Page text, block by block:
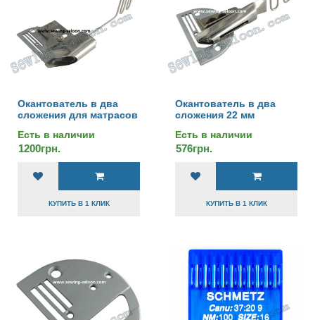
Окантователь в два
сложения для матрасов
Есть в наличии
1200грн.
КУПИТЬ В 1 КЛИК
Окантователь в два
сложения 22 мм
Есть в наличии
576грн.
КУПИТЬ В 1 КЛИК